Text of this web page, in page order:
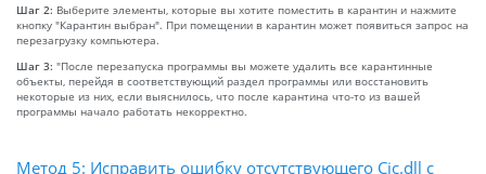
Шаг 2: Выберите элементы, которые вы хотите поместить в карантин и нажмите
кнопку "Карантин выбран". При помещении в карантин может появиться запрос на
перезагрузку компьютера.
Шаг 3: "После перезапуска программы вы можете удалить все карантинные
объекты, перейдя в соответствующий раздел программы или восстановить
некоторые из них, если выяснилось, что после карантина что-то из вашей
программы начало работать некорректно.
Метод 5: Исправить ошибку отсутствующего Cic.dll с